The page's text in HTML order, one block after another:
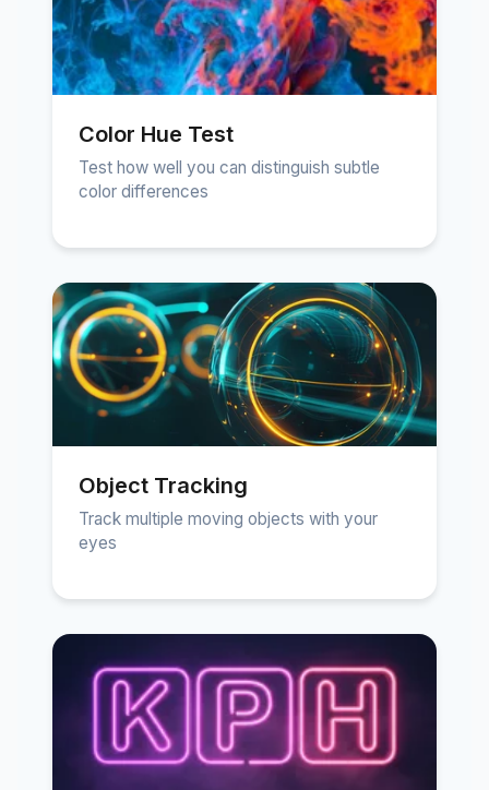
Color Hue Test
Test how well you can distinguish subtle
color differences
Object Tracking
Track multiple moving objects with your
eyes